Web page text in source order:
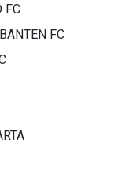
FC
FC